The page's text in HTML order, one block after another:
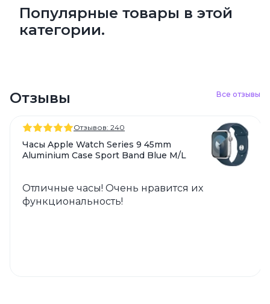
Популярные товары в этой
категории.
Отзывы Все отзывы
Отзывов: 240
Часы Apple Watch Series 9 45mm
Aluminium Case Sport Band Blue M/L
Отличные часы! Очень нравится их
функциональность!